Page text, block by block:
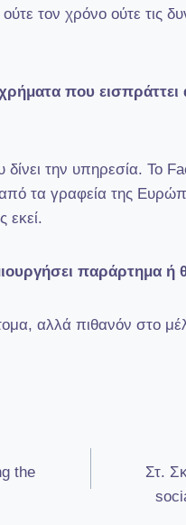
ούτε τον χρόνο ούτε
που εισπράττει
την υπηρεσία. Το
από τα γραφεία της
εκεί.
παράρτημα ή
αλλά πιθανόν στο
the
Στ.